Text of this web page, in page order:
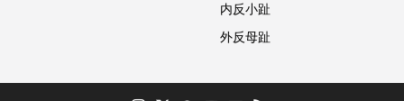
内反小趾
外反母趾